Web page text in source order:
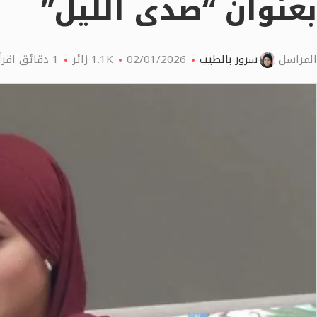
بعنوان “صدى الليل”
المراسل سرور بالطيب 02/01/2026
1.1K زائر